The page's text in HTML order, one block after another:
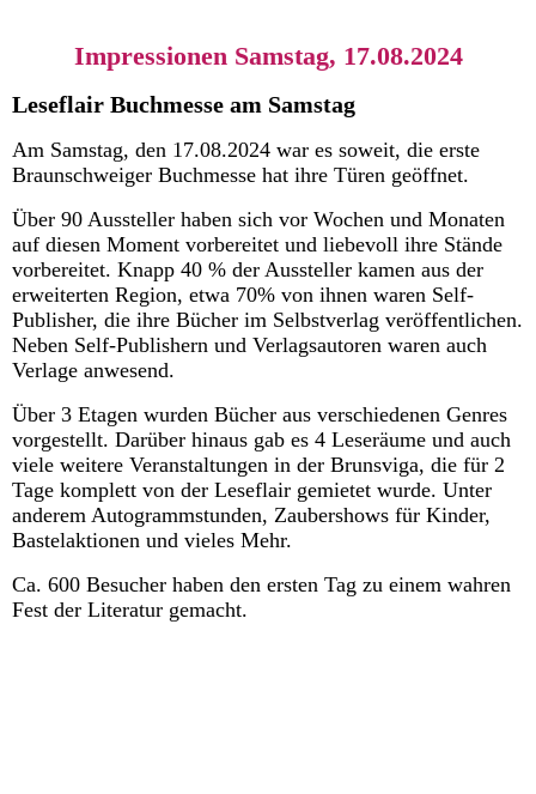
Impressionen Samstag, 17.08.2024
Leseflair Buchmesse am Samstag
Am Samstag, den 17.08.2024 war es soweit, die erste
Braunschweiger Buchmesse hat ihre Türen geöffnet.
Über 90 Aussteller haben sich vor Wochen und Monaten
auf diesen Moment vorbereitet und liebevoll ihre Stände
vorbereitet. Knapp 40 % der Aussteller kamen aus der
erweiterten Region, etwa 70% von ihnen waren Self-
Publisher, die ihre Bücher im Selbstverlag veröffentlichen.
Neben Self-Publishern und Verlagsautoren waren auch
Verlage anwesend.
Über 3 Etagen wurden Bücher aus verschiedenen Genres
vorgestellt. Darüber hinaus gab es 4 Leseräume und auch
viele weitere Veranstaltungen in der Brunsviga, die für 2
Tage komplett von der Leseflair gemietet wurde. Unter
anderem Autogrammstunden, Zaubershows für Kinder,
Bastelaktionen und vieles Mehr.
Ca. 600 Besucher haben den ersten Tag zu einem wahren
Fest der Literatur gemacht.